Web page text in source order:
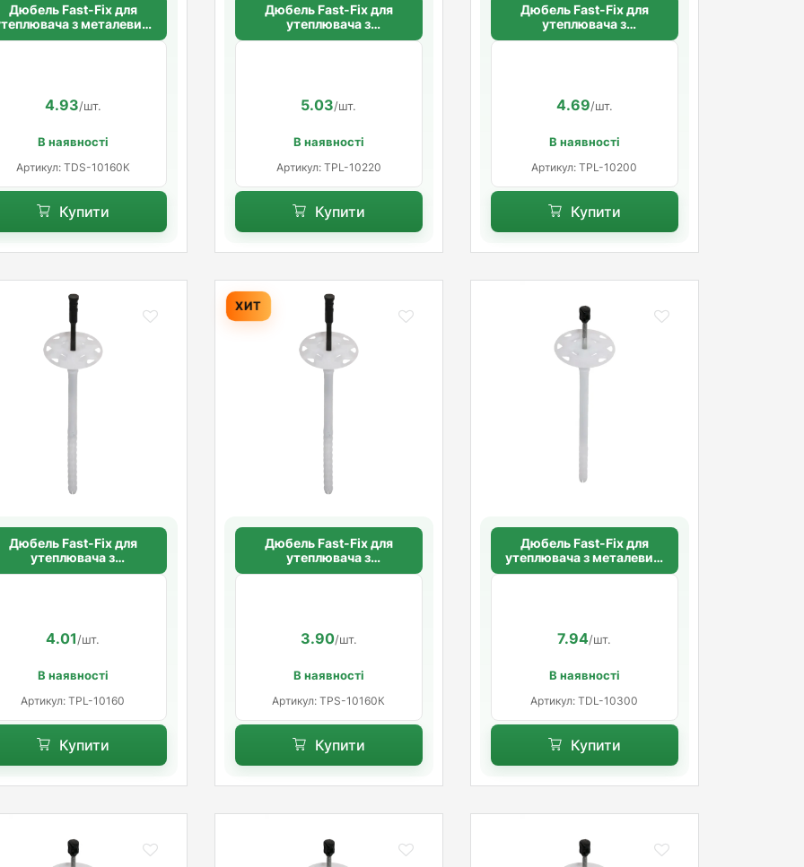
Дюбель Fast-Fix для
з металевим
цвяхом 10х160 мм,
4.93/шт.
В наявності
Артикул: TDS-10160К
Купити
Дюбель Fast-Fix для
утеплювача з
пластиковим цвяхом
5.03/шт.
В наявності
Артикул: TPL-10220
Купити
Дюбель Fast-Fix для
утеплювача з
пластиковим цвяхом
4.69/шт.
В наявності
Артикул: TPL-10200
Купити
Дюбель Fast-Fix для
утеплювача з
пластиковим цвяхом
4.01/шт.
В наявності
Артикул: TPL-10160
Купити
ХИТ
Дюбель Fast-Fix для
утеплювача з
пластиковим цвяхом
3.90/шт.
В наявності
Артикул: TPS-10160К
Купити
Дюбель Fast-Fix для
утеплювача з металевим
цвяхом 10х300 мм. довга
7.94/шт.
В наявності
Артикул: TDL-10300
Купити